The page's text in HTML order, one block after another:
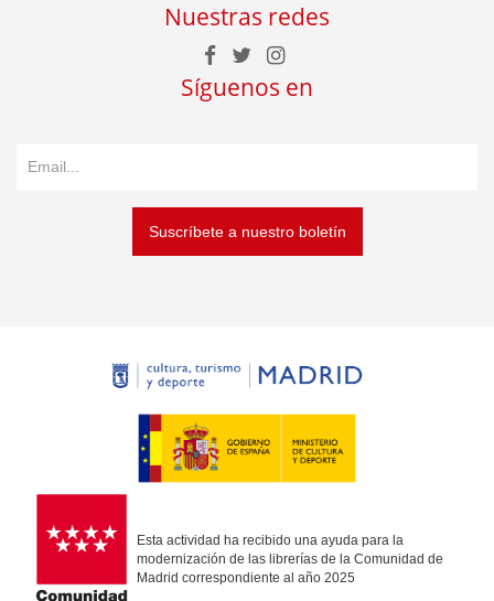
Nuestras redes
Síguenos en
Suscríbete a nuestro boletín
Esta actividad ha recibido una ayuda para la
modernización de las librerías de la Comunidad de
Madrid correspondiente al año 2025